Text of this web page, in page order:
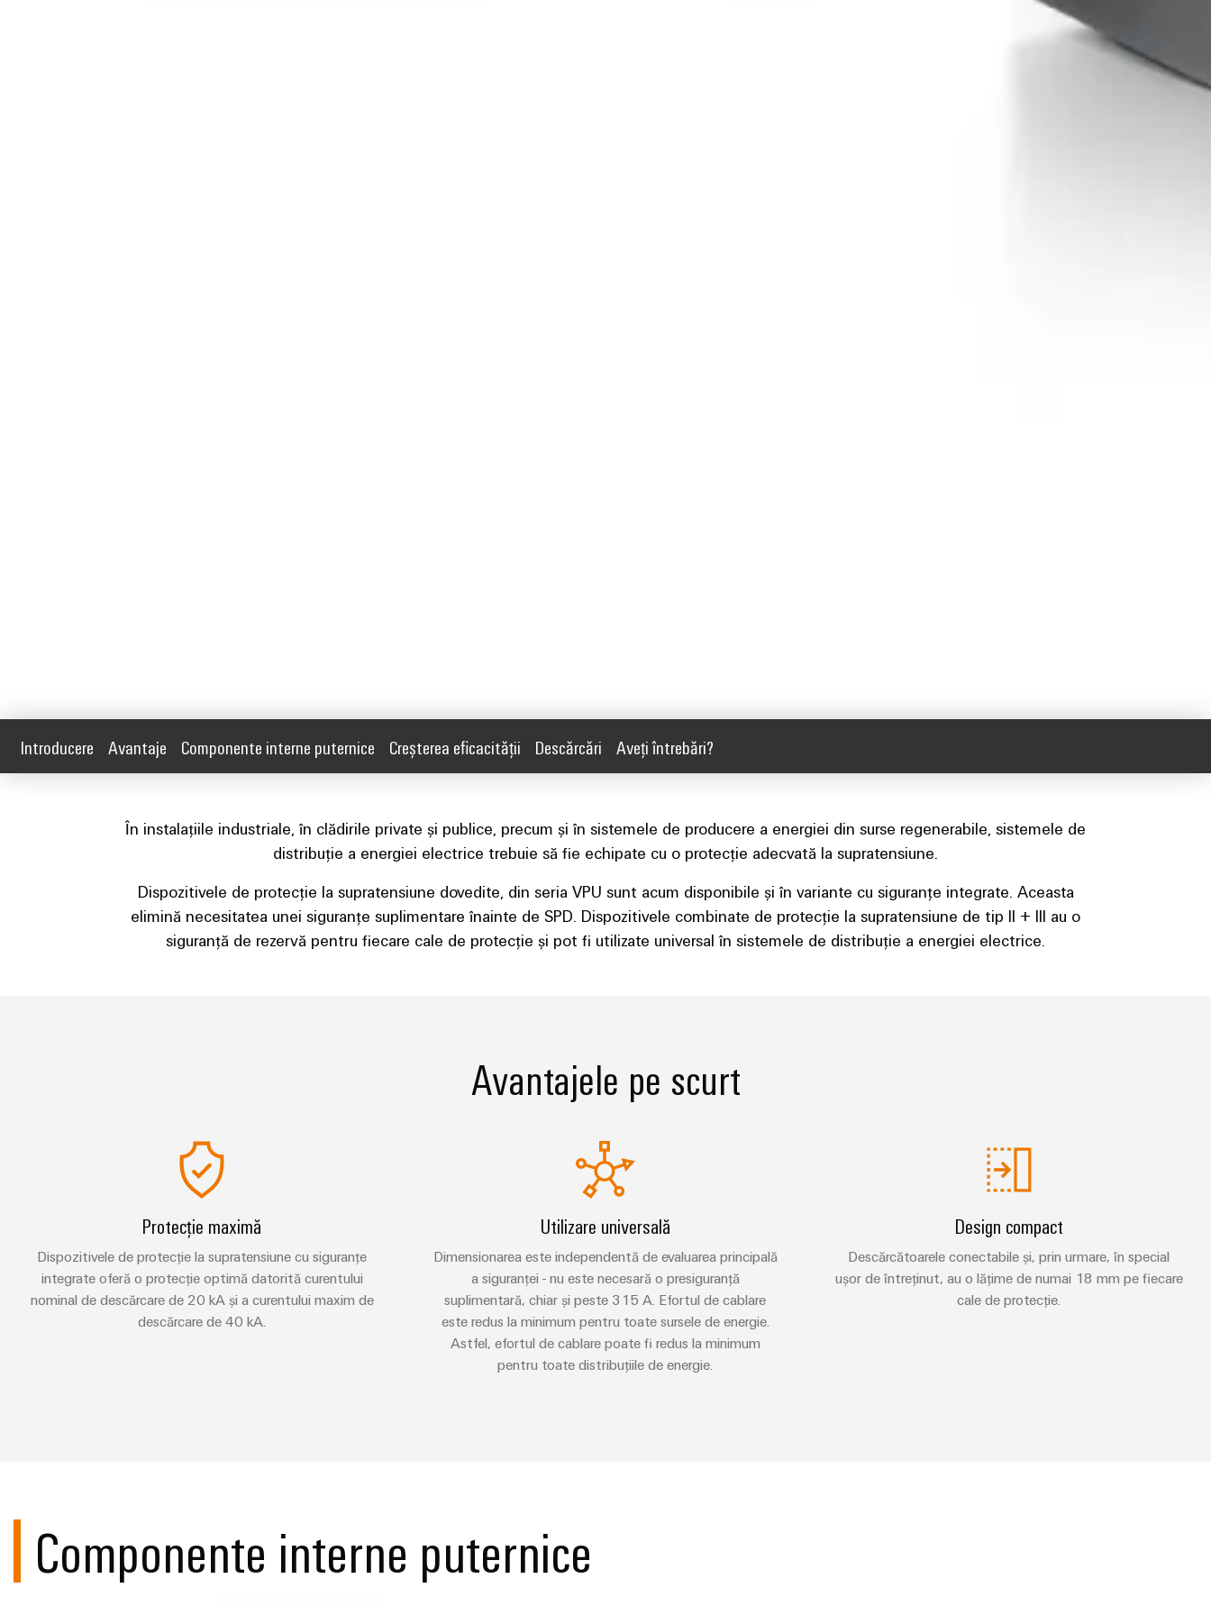
Introducere Avantaje Componente interne puternice Creșterea eficacității Descărcări Aveţi întrebări?
În instalațiile industriale, în clădirile private și publice, precum și în sistemele de producere a energiei din surse regenerabile, sistemele de
distribuție a energiei electrice trebuie să fie echipate cu o protecție adecvată la supratensiune.
Dispozitivele de protecție la supratensiune dovedite, din seria VPU sunt acum disponibile și în variante cu siguranțe integrate. Aceasta
elimină necesitatea unei siguranțe suplimentare înainte de SPD. Dispozitivele combinate de protecție la supratensiune de tip II + III au o
siguranță de rezervă pentru fiecare cale de protecție și pot fi utilizate universal în sistemele de distribuție a energiei electrice.
Avantajele pe scurt
Protecție maximă
Dispozitivele de protecție la supratensiune cu siguranțe
integrate oferă o protecție optimă datorită curentului
nominal de descărcare de 20 kA și a curentului maxim de
descărcare de 40 kA.
Utilizare universală
Dimensionarea este independentă de evaluarea principală
a siguranței - nu este necesară o presiguranță
suplimentară, chiar și peste 315 A. Efortul de cablare
este redus la minimum pentru toate sursele de energie.
Astfel, efortul de cablare poate fi redus la minimum
pentru toate distribuțiile de energie.
Design compact
Descărcătoarele conectabile și, prin urmare, în special
ușor de întreținut, au o lățime de numai 18 mm pe fiecare
cale de protecție.
Componente interne puternice